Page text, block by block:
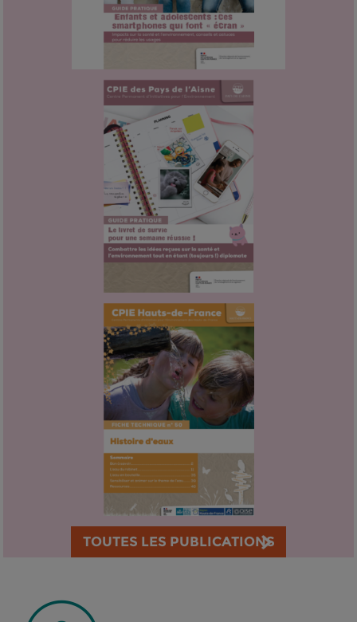
TOUTES LES PUBLICATIONS